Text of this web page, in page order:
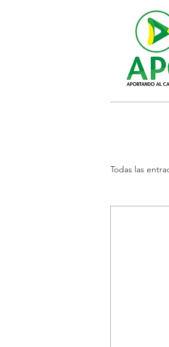
Todas las